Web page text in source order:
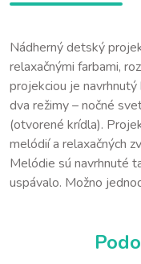
Nádherný detský
relaxačnými farbami,
projekciou je
dva režimy – nočné
(otvorené krídla).
melódií a relaxačných
Melódie sú navrhnuté
uspávalo. Možno